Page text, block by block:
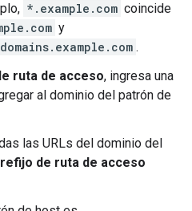
*.example.com coincide
y
.
ruta de acceso, ingresa una
al dominio del patrón de
las URLs del dominio del
de ruta de acceso